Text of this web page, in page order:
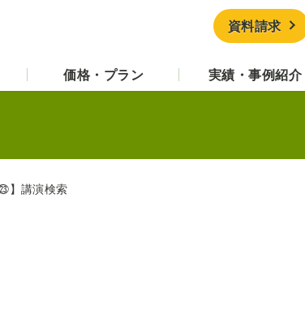
資料請求
価格・プラン 実績・事例紹介
】講演検索